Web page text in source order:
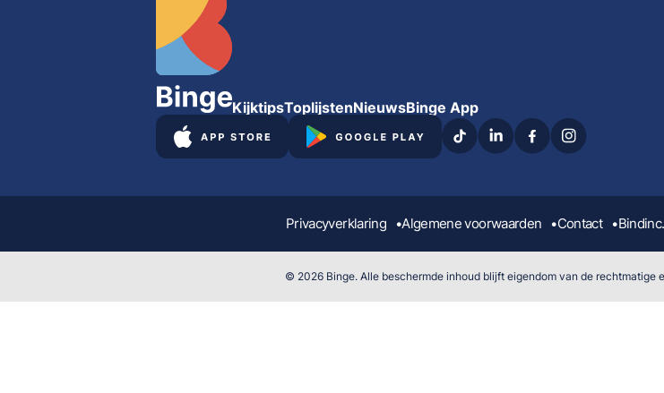
KijktipsToplijstenNieuwsBinge App
Privacyverklaring Algemene voorwaarden Contact Bindinc.
© 2026 Binge. Alle beschermde inhoud blijft eigendom van de rechtmatige